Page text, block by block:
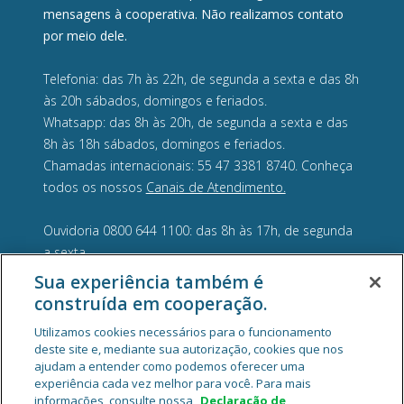
mensagens à cooperativa. Não realizamos contato
por meio dele.
Telefonia: das 7h às 22h, de segunda a sexta e das 8h
às 20h sábados, domingos e feriados.
Whatsapp: das 8h às 20h, de segunda a sexta e das
8h às 18h sábados, domingos e feriados.
Chamadas internacionais: 55 47 3381 8740. Conheça
todos os nossos Canais de Atendimento.
Ouvidoria 0800 644 1100: das 8h às 17h, de segunda
a sexta.
Sua experiência também é
construída em cooperação.
Utilizamos cookies necessários para o funcionamento
deste site e, mediante sua autorização, cookies que nos
ajudam a entender como podemos oferecer uma
experiência cada vez melhor para você. Para mais
informações, consulte nossa Declaração de